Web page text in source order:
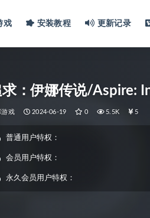
戏 安装教程 更新记录
：伊娜传说/Aspire:
游戏 2024-06-19 0 5.5K 5
普通用户特权：
会员用户特权：
永久会员用户特权：